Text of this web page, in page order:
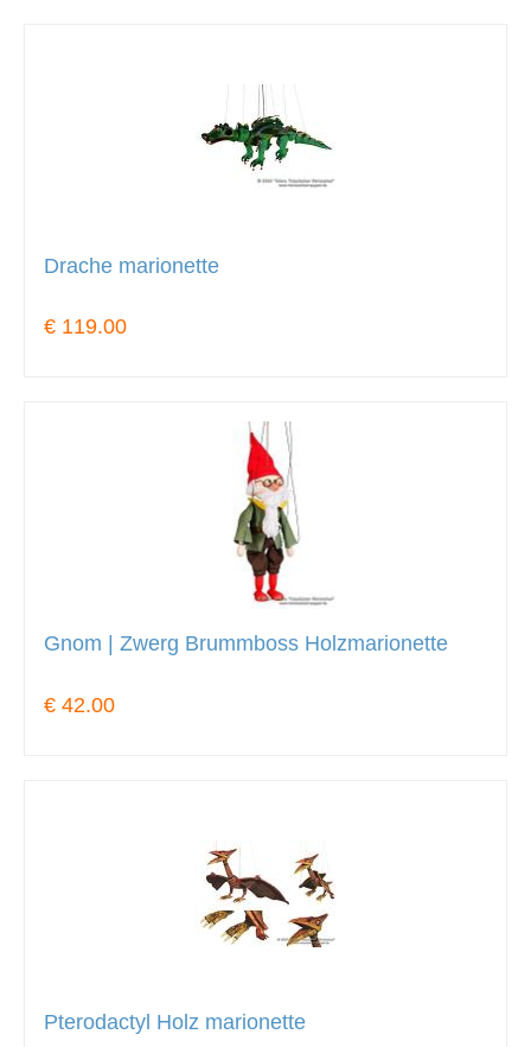
Drache marionette
€ 119.00
Gnom | Zwerg Brummboss Holzmarionette
€ 42.00
Pterodactyl Holz marionette